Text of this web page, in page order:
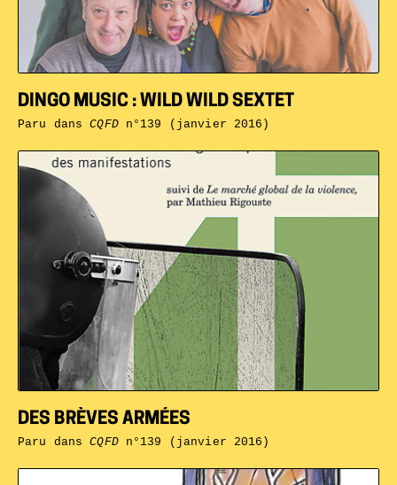
DES BRÈVES ARMÉES
Paru dansCQFDn°139 (janvier 2016)
DINGO MUSIC : WILD WILD SEXTET
Paru dansCQFDn°139 (janvier 2016)